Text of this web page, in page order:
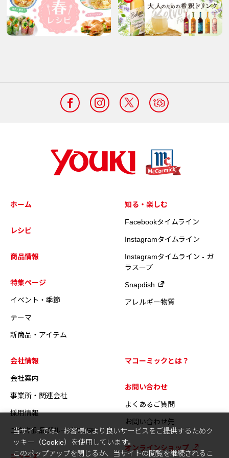
ホーム
レシピ
商品情報
特集ページ
イベント・季節
テーマ
新商品・アイテム
知る・楽しむ
Facebookタイムライン
Instagramタイムライン
Instagramタイムライン - ガ
ラスープ
Snapdish
アレルギー物質
会社情報
会社案内
事業所・関連会社
採用情報
ユウキ食品グループのCSR
マコーミックとは？
お問い合わせ
よくあるご質問
お問い合わせ先
オンラインショップ
当サイトでは、お客様により良いサービスをご提供するためク
ッキー（Cookie）を使用しています。
このポップアップを閉じるか、当サイトの閲覧を継続されるこ